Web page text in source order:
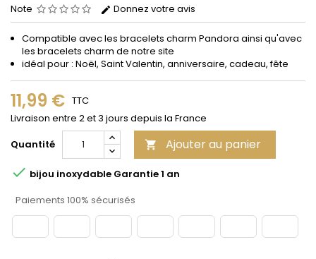
Note Donnez votre avis
Compatible avec les bracelets charm Pandora ainsi qu'avec
les bracelets charm de notre site
idéal pour : Noël, Saint Valentin, anniversaire, cadeau, fête
11,99 € TTC
Livraison entre 2 et 3 jours depuis la France
Quantité
 Ajouter au panier
 bijou inoxydable Garantie 1 an
Paiements 100% sécurisés